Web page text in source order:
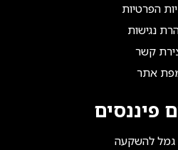
הפרטיות
נגישות
קשר
אתר
פיננסים
גמל להשקעה